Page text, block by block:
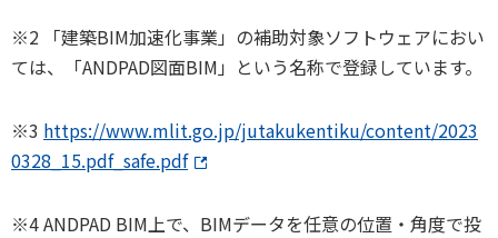
※2 「建築BIM加速化事業」の補助対象ソフトウェアにおい
ては、「ANDPAD図面BIM」という名称で登録しています。
※3 https://www.mlit.go.jp/jutakukentiku/content/2023
0328_15.pdf_safe.pdf
※4 ANDPAD BIM上で、BIMデータを任意の位置・角度で投